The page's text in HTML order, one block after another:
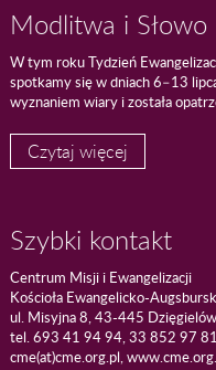
Modlitwa i Słowo
W tym roku Tydzień
spotkamy się w dniach 6–13
wyznaniem wiary i została
Czytaj więcej
Szybki kontakt
Centrum Misji i Ewangelizacji
Kościoła Ewangelicko-
ul. Misyjna 8, 43-445 Dzięgielów
tel. 693 41 94 94, 33 852 97 81
cme(at)cme.org.pl,